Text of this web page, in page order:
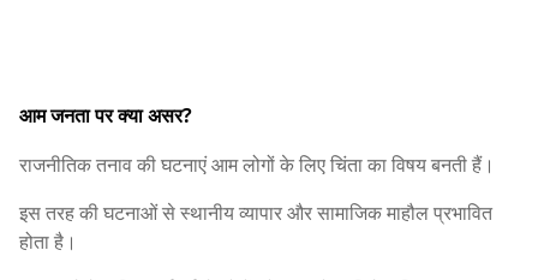
आम जनता पर क्या असर?
राजनीतिक तनाव की घटनाएं आम लोगों के लिए चिंता का विषय बनती हैं।
इस तरह की घटनाओं से स्थानीय व्यापार और सामाजिक माहौल प्रभावित
होता है।